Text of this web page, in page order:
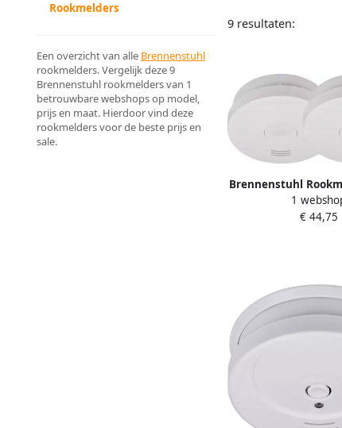
Rookmelders
Een overzicht van alle Brennenstuhl
rookmelders. Vergelijk deze 9
Brennenstuhl rookmelders van 1
betrouwbare webshops op model,
prijs en maat. Hierdoor vind deze
rookmelders voor de beste prijs en
sale.
9 resultaten:
Brennenstuhl
RM L 3100 met
batterij
1
€ 44,75